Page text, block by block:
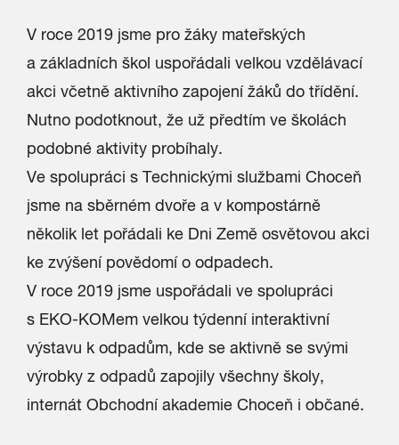
V roce 2019 jsme pro žáky mateřských
a základních škol uspořádali velkou vzdělávací
akci včetně aktivního zapojení žáků do třídění.
Nutno podotknout, že už předtím ve školách
podobné aktivity probíhaly.
Ve spolupráci s Technickými službami Choceň
jsme na sběrném dvoře a v kompostárně
několik let pořádali ke Dni Země osvětovou akci
ke zvýšení povědomí o odpadech.
V roce 2019 jsme uspořádali ve spolupráci
s EKO-KOMem velkou týdenní interaktivní
výstavu k odpadům, kde se aktivně se svými
výrobky z odpadů zapojily všechny školy,
internát Obchodní akademie Choceň i občané.